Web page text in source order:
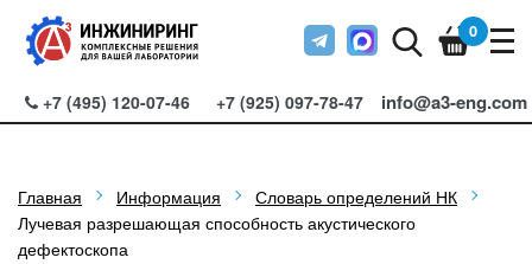
+7 (495) 120-07-46 +7 (925) 097-78-47 info@a3-eng.com
0
Главная Информация
Словарь определений НК
Лучевая разрешающая способность акустического
дефектоскопа